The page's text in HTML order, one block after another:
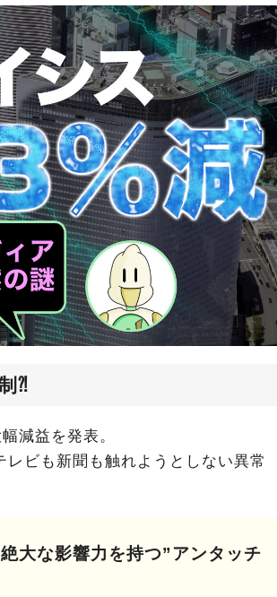
⁈
減益を発表。
ビも新聞も触れようとしない異常
大な影響力を持つ”アンタッチ